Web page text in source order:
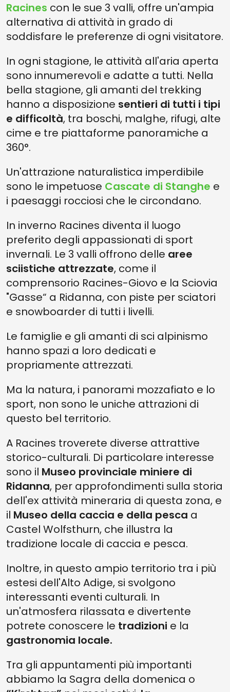
Racines con le sue 3 valli, offre un'ampia
alternativa di attività in grado di
soddisfare le preferenze di ogni visitatore.
In ogni stagione, le attività all'aria aperta
sono innumerevoli e adatte a tutti. Nella
bella stagione, gli amanti del trekking
hanno a disposizione sentieri di tutti i tipi
e difficoltà, tra boschi, malghe, rifugi, alte
cime e tre piattaforme panoramiche a
360°.
Un'attrazione naturalistica imperdibile
sono le impetuose Cascate di Stanghe e
i paesaggi rocciosi che le circondano.
In inverno Racines diventa il luogo
preferito degli appassionati di sport
invernali. Le 3 valli offrono delle aree
sciistiche attrezzate, come il
comprensorio Racines-Giovo e la Sciovia
"Gasse“ a Ridanna, con piste per sciatori
e snowboarder di tutti i livelli.
Le famiglie e gli amanti di sci alpinismo
hanno spazi a loro dedicati e
propriamente attrezzati.
Ma la natura, i panorami mozzafiato e lo
sport, non sono le uniche attrazioni di
questo bel territorio.
A Racines troverete diverse attrattive
storico-culturali. Di particolare interesse
sono il Museo provinciale miniere di
Ridanna, per approfondimenti sulla storia
dell'ex attività mineraria di questa zona, e
il Museo della caccia e della pesca a
Castel Wolfsthurn, che illustra la
tradizione locale di caccia e pesca.
Inoltre, in questo ampio territorio tra i più
estesi dell'Alto Adige, si svolgono
interessanti eventi culturali. In
un'atmosfera rilassata e divertente
potrete conoscere le tradizioni e la
gastronomia locale.
Tra gli appuntamenti più importanti
abbiamo la Sagra della domenica o